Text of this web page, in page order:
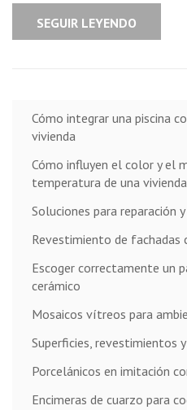
SEGUIR LEYENDO
Cómo integrar una piscina
vivienda
Cómo influyen el color y el
temperatura de una vivienda
Soluciones para reparación
Revestimiento de fachadas
Escoger correctamente un
cerámico
Mosaicos vítreos para
Superficies, revestimientos
Porcelánicos en imitación
Encimeras de cuarzo para